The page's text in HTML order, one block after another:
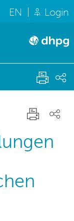
EN Login